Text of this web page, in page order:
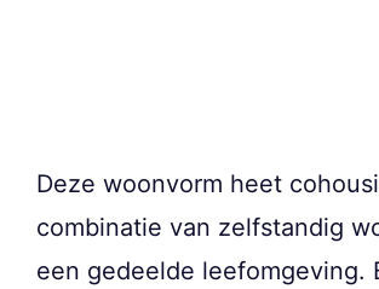
Deze woonvorm heet
combinatie van zelfstandig
een gedeelde leefomgeving.